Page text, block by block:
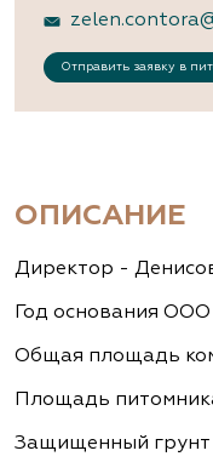
Отправить заявку в
ОПИСАНИЕ
Директор -
Год основания ООО
Общая площадь
Площадь
Защищенный грунт